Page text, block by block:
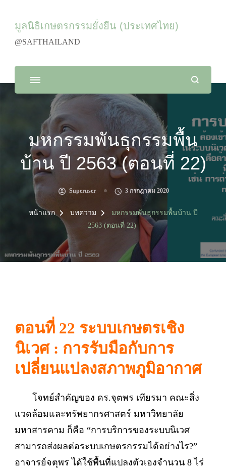
มูลนิธิเกษตรกรรมยั่งยืน (ประเทศไทย)
@SAFTHAILAND
มหกรรมพันธุกรรมพื้น
บ้าน ปี 2563 (ตอนที่ 22)
Superuser 3 กรกฎาคม 2020
หน้าแรก บทความ
มหกรรมพันธุกรรมพื้นบ้าน ปี
2563 (ตอนที่ 22)
ตอนที่ 22 ระบบเกษตรเชิง
นิเวศ : การรับมือกับการ
เปลี่ยนแปลงสภาพภูมิอากาศ
โจทย์สำคัญของ ดร.จุตพร เทียรมา คณะสิ่ง
แวดล้อมและทรัพยากรศาสตร์ มหาวิทยาลัย
มหาสารคาม ก็คือ “การบริการของระบบนิเวศ
สามารถส่งผลต่อระบบเกษตรกรรมได้อย่างไร?”
อาจารย์จตุพร ได้ใช้พื้นที่แปลงตัวเองจำนวน 8 ไร่